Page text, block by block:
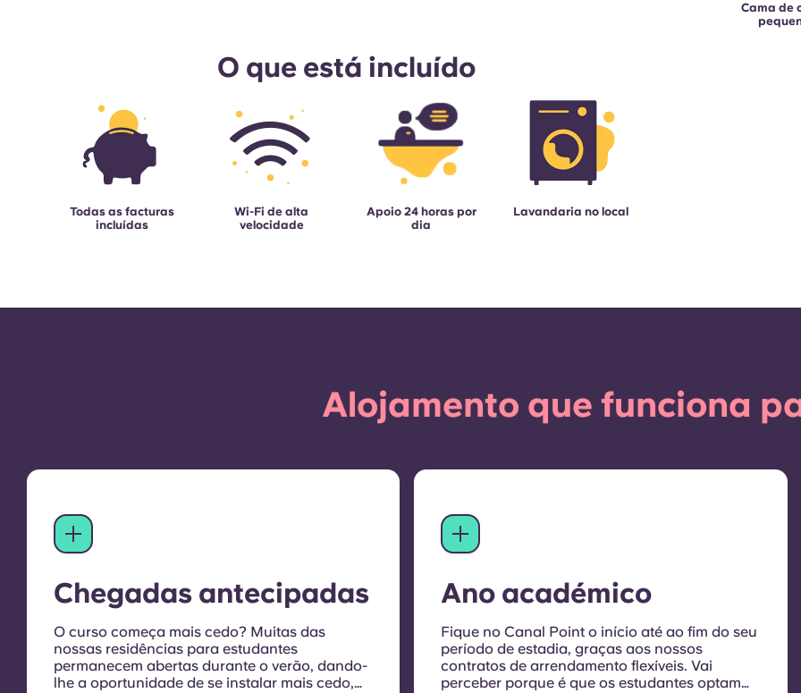
O que está incluído
Todas as facturas
incluídas
Wi-Fi de alta
velocidade
Apoio 24 horas por
dia
Lavandaria no local
Cama de
Alojamento que funciona
Chegadas antecipadas
O curso começa mais cedo? Muitas das
nossas residências para estudantes
permanecem abertas durante o verão, dando-
lhe a oportunidade de se instalar mais cedo,
Ano académico
Fique no Canal Point o início até ao fim do seu
período de estadia, graças aos nossos
contratos de arrendamento flexíveis. Vai
perceber porque é que os estudantes optam